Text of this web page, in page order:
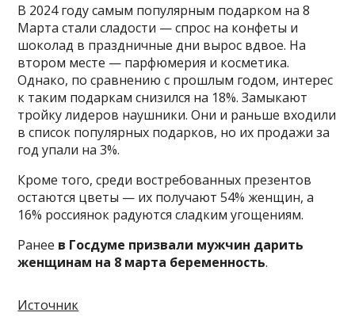
В 2024 году самым популярным подарком на 8
Марта стали сладости — спрос на конфеты и
шоколад в праздничные дни вырос вдвое. На
втором месте — парфюмерия и косметика.
Однако, по сравнению с прошлым годом, интерес
к таким подаркам снизился на 18%. Замыкают
тройку лидеров наушники. Они и раньше входили
в список популярных подарков, но их продажи за
год упали на 3%.
Кроме того, среди востребованных презентов
остаются цветы — их получают 54% женщин, а
16% россиянок радуются сладким угощениям.
Ранее в Госдуме призвали мужчин дарить
женщинам на 8 марта беременность.
Источник